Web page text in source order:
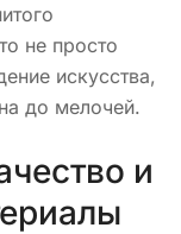
не просто
искусства,
до мелочей.
и